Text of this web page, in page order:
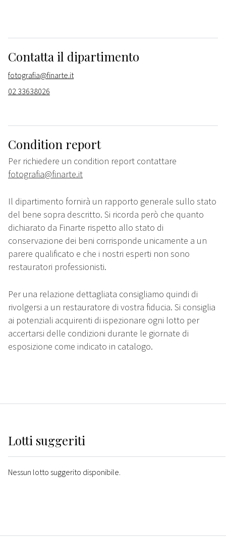
Contatta il dipartimento
fotografia@finarte.it
02 33638026
Condition report
Per richiedere un condition report contattare
fotografia@finarte.it
Il dipartimento fornirà un rapporto generale sullo stato
del bene sopra descritto. Si ricorda però che quanto
dichiarato da Finarte rispetto allo stato di
conservazione dei beni corrisponde unicamente a un
parere qualificato e che i nostri esperti non sono
restauratori professionisti.
Per una relazione dettagliata consigliamo quindi di
rivolgersi a un restauratore di vostra fiducia. Si consiglia
ai potenziali acquirenti di ispezionare ogni lotto per
accertarsi delle condizioni durante le giornate di
esposizione come indicato in catalogo.
Lotti suggeriti
Nessun lotto suggerito disponibile.